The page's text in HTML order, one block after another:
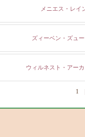
メニエス・レイ
ズィーベン・ズュ
ウィルネスト・アー
1